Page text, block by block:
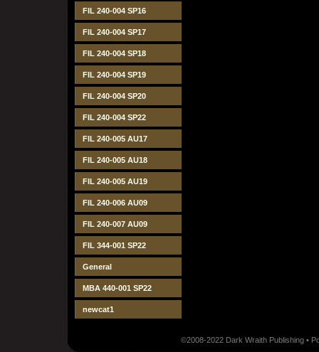
FIL 240-004 SP16
FIL 240-004 SP17
FIL 240-004 SP18
FIL 240-004 SP19
FIL 240-004 SP20
FIL 240-004 SP22
FIL 240-005 AU17
FIL 240-005 AU18
FIL 240-005 AU19
FIL 240-006 AU09
FIL 240-007 AU09
FIL 344-001 SP22
General
MBA 440-001 SP22
newcat1
©2008-2022 Dark Wraith Publishing •